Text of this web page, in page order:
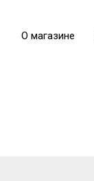
О магазине